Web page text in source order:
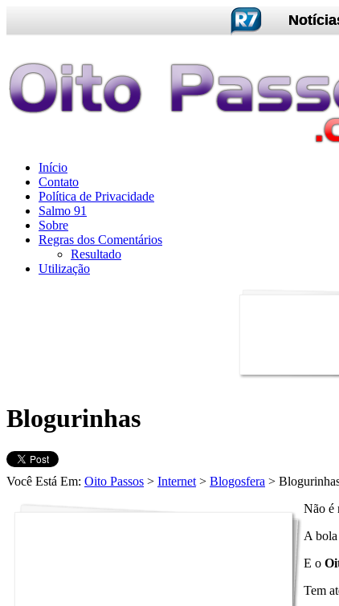
Início
Contato
Política de Privacidade
Salmo 91
Sobre
Regras dos Comentários
Resultado
Utilização
Blogurinhas
Você Está Em: Oito Passos > Internet > Blogosfera >
Não é
A
E o
Tem